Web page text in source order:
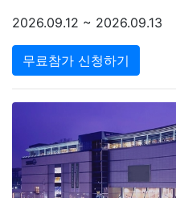
2026.09.12 ~ 2026.09.13
무료참가 신청하기